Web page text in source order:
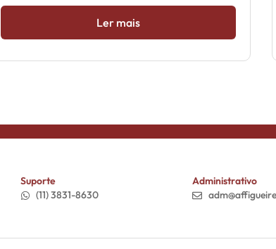
Ler mais
Suporte
(11) 3831-8630
Administrativo